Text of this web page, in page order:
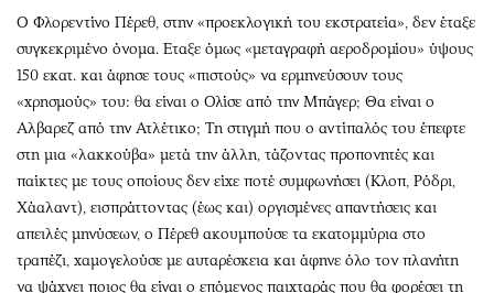
Θέατρο-Χορός
Μουσική
Εικαστικά
Βιβλίο
Χειρόγραφα
Podcasts
Uncut
Προσφορές
Προσωπικότητες στην ''Κ''
Ο Φλορεντίνο Πέρεθ, στην «προεκλογική του εκστρατεία», δεν έταξε
συγκεκριμένο όνομα. Εταξε όμως «μεταγραφή αεροδρομίου» ύψους
150 εκατ. και άφησε τους «πιστούς» να ερμηνεύσουν τους
«χρησμούς» του: θα είναι ο Ολίσε από την Μπάγερ; Θα είναι ο
Aλβαρεζ από την Ατλέτικο; Τη στιγμή που ο αντίπαλός του έπεφτε
στη μια «λακκούβα» μετά την άλλη, τάζοντας προπονητές και
παίκτες με τους οποίους δεν είχε ποτέ συμφωνήσει (Κλοπ, Ρόδρι,
Χάαλαντ), εισπράττοντας (έως και) οργισμένες απαντήσεις και
απειλές μηνύσεων, ο Πέρεθ ακουμπούσε τα εκατομμύρια στο
τραπέζι, χαμογελούσε με αυταρέσκεια και άφηνε όλο τον πλανήτη
να ψάχνει ποιος θα είναι ο επόμενος παιχταράς που θα φορέσει τη